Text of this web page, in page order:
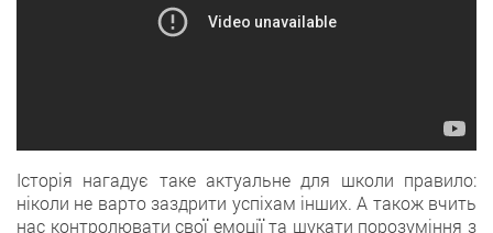
Історія нагадує таке актуальне для школи правило:
ніколи не варто заздрити успіхам інших. А також вчить
нас контролювати свої емоції та шукати порозуміння з